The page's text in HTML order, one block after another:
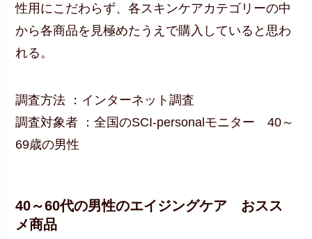
性用にこだわらず、各スキンケアカテゴリーの中
から各商品を見極めたうえで購入していると思わ
れる。
調査方法 ：インターネット調査
調査対象者 ：全国のSCI-personalモニター 40～
69歳の男性
40～60代の男性のエイジングケア おスス
メ商品